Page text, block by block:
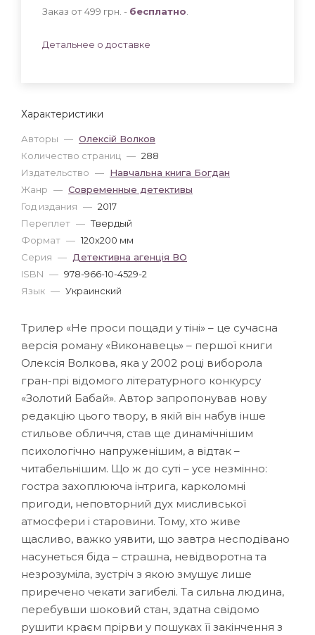
Характеристики
Авторы — Олексій Волков
Количество страниц — 288
Издательство — Навчальна книга Богдан
Жанр — Современные детективы
Год издания — 2017
Переплет — Твердый
Формат — 120x200 мм
Серия — Детективна агенція ВО
ISBN — 978-966-10-4529-2
Язык — Украинский
Заказ от 499 грн. - бесплатно
Детальнее о доставке
Трилер «Не проси пощади у тіні» – це сучасна
версія роману «Виконавець» – першої книги
Олексія Волкова, яка у 2002 році виборола
гран-прі відомого літературного конкурсу
«Золотий Бабай». Автор запропонував нову
редакцію цього твору, в якій він набув інше
стильове обличчя, став ще динамічнішим
психологічно напруженішим, а відтак –
читабельнішим. Що ж до суті – усе незмінно:
гостра захоплююча інтрига, карколомні
пригоди, неповторний дух мисливської
атмосфери і старовини. Тому, хто живе
щасливо, важко уявити, що завтра несподівано
насунеться біда – страшна, невідворотна та
незрозуміла, зустріч з якою змушує лише
приречено чекати загибелі. Та сильна людина,
перебувши шоковий стан, здатна свідомо
рушити краєм прірви у пошуках її закінчення з